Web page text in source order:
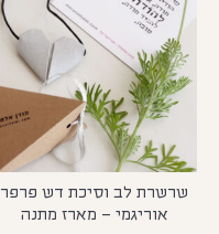
שרשרת לב וסיכת דש פרפר
אוריגמי – מארז מתנה